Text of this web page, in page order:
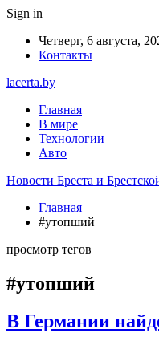
Sign in
Четверг, 6 августа,
Контакты
lacerta.by
Главная
В мире
Технологии
Авто
Новости Бреста и
Главная
#утопший
просмотр тегов
#утопший
В Германии